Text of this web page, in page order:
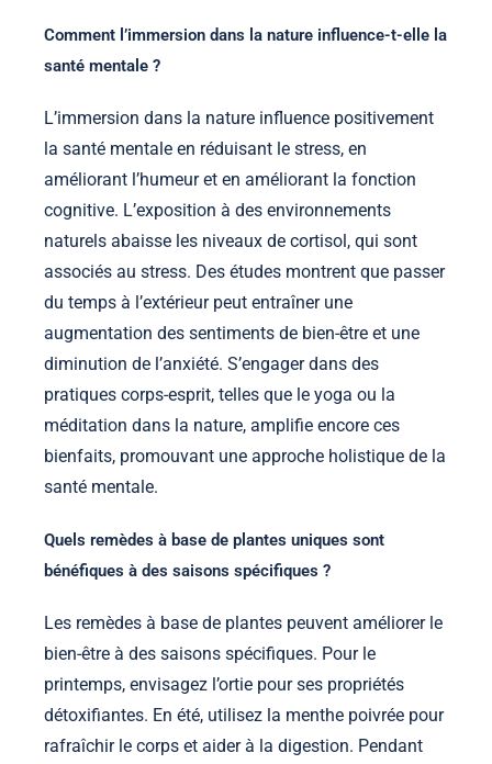
Comment l’immersion dans la nature influence-t-elle la
santé mentale ?
L’immersion dans la nature influence positivement
la santé mentale en réduisant le stress, en
améliorant l’humeur et en améliorant la fonction
cognitive. L’exposition à des environnements
naturels abaisse les niveaux de cortisol, qui sont
associés au stress. Des études montrent que passer
du temps à l’extérieur peut entraîner une
augmentation des sentiments de bien-être et une
diminution de l’anxiété. S’engager dans des
pratiques corps-esprit, telles que le yoga ou la
méditation dans la nature, amplifie encore ces
bienfaits, promouvant une approche holistique de la
santé mentale.
Quels remèdes à base de plantes uniques sont
bénéfiques à des saisons spécifiques ?
Les remèdes à base de plantes peuvent améliorer le
bien-être à des saisons spécifiques. Pour le
printemps, envisagez l’ortie pour ses propriétés
détoxifiantes. En été, utilisez la menthe poivrée pour
rafraîchir le corps et aider à la digestion. Pendant